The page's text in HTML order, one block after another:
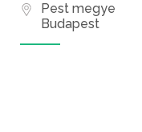
Pest megye
Budapest